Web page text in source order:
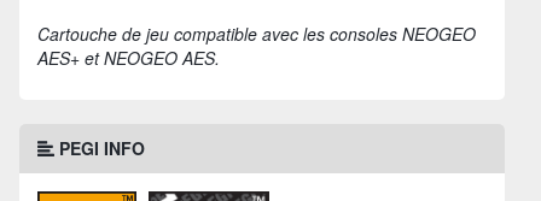
Cartouche de jeu compatible avec les consoles NEOGEO
AES+ et NEOGEO AES.
PEGI INFO